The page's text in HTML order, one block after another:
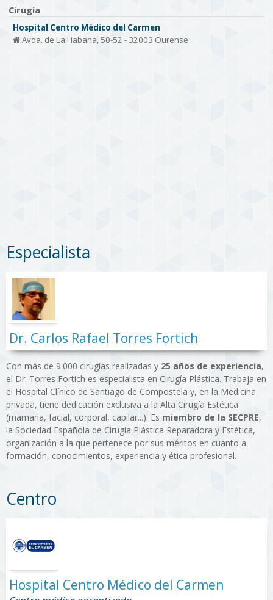
Cirugía
Hospital Centro Médico del Carmen
Avda. de La Habana, 50-52 - 32003 Ourense
Especialista
Dr. Carlos Rafael Torres Fortich
Con más de 9.000 cirugías realizadas y 25 años de experiencia,
el Dr. Torres Fortich es especialista en Cirugía Plástica. Trabaja en
el Hospital Clínico de Santiago de Compostela y, en la Medicina
privada, tiene dedicación exclusiva a la Alta Cirugía Estética
(mamaria, facial, corporal, capilar...). Es miembro de la SECPRE,
la Sociedad Española de Cirugía Plástica Reparadora y Estética,
organización a la que pertenece por sus méritos en cuanto a
formación, conocimientos, experiencia y ética profesional.
Centro
Hospital Centro Médico del Carmen